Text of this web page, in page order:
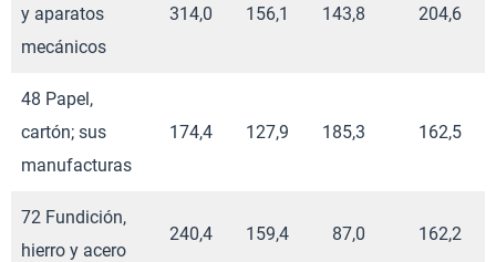
y aparatos
mecánicos
314,0 156,1 143,8 204,6
48 Papel,
cartón; sus
manufacturas
174,4 127,9 185,3 162,5
72 Fundición,
hierro y acero
240,4 159,4 87,0 162,2